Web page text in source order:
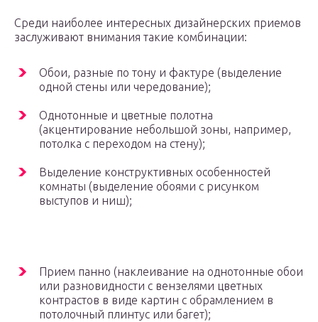
Среди наиболее интересных дизайнерских приемов
заслуживают внимания такие комбинации:
Обои, разные по тону и фактуре (выделение
одной стены или чередование);
Однотонные и цветные полотна
(акцентирование небольшой зоны, например,
потолка с переходом на стену);
Выделение конструктивных особенностей
комнаты (выделение обоями с рисунком
выступов и ниш);
Прием панно (наклеивание на однотонные обои
или разновидности с вензелями цветных
контрастов в виде картин с обрамлением в
потолочный плинтус или багет);